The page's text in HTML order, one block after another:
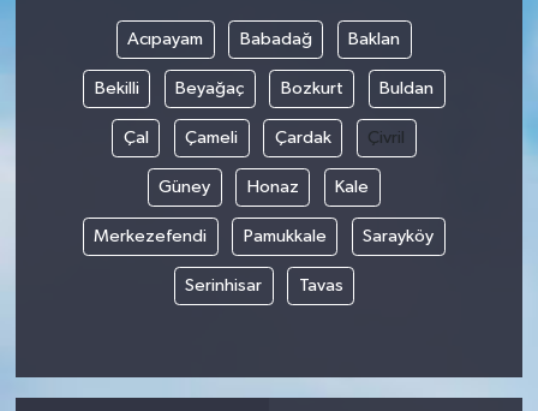
Acıpayam Babadağ Baklan
Bekilli Beyağaç Bozkurt Buldan
Çal Çameli Çardak Çivril
Güney Honaz Kale
Merkezefendi Pamukkale Sarayköy
Serinhisar Tavas